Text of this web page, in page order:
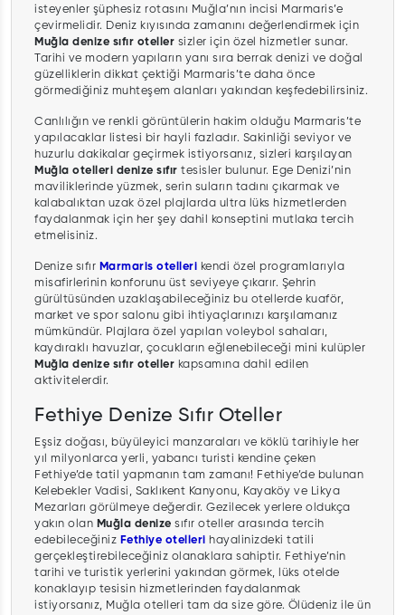
isteyenler şüphesiz rotasını Muğla’nın incisi Marmaris’e
çevirmelidir. Deniz kıyısında zamanını değerlendirmek için
Muğla denize sıfır oteller sizler için özel hizmetler sunar.
Tarihi ve modern yapıların yanı sıra berrak denizi ve doğal
güzelliklerin dikkat çektiği Marmaris’te daha önce
görmediğiniz muhteşem alanları yakından keşfedebilirsiniz.
Canlılığın ve renkli görüntülerin hakim olduğu Marmaris’te
yapılacaklar listesi bir hayli fazladır. Sakinliği seviyor ve
huzurlu dakikalar geçirmek istiyorsanız, sizleri karşılayan
Muğla otelleri denize sıfır tesisler bulunur. Ege Denizi’nin
maviliklerinde yüzmek, serin suların tadını çıkarmak ve
kalabalıktan uzak özel plajlarda ultra lüks hizmetlerden
faydalanmak için her şey dahil konseptini mutlaka tercih
etmelisiniz.
Denize sıfır Marmaris otelleri kendi özel programlarıyla
misafirlerinin konforunu üst seviyeye çıkarır. Şehrin
gürültüsünden uzaklaşabileceğiniz bu otellerde kuaför,
market ve spor salonu gibi ihtiyaçlarınızı karşılamanız
mümkündür. Plajlara özel yapılan voleybol sahaları,
kaydıraklı havuzlar, çocukların eğlenebileceği mini kulüpler
Muğla denize sıfır oteller kapsamına dahil edilen
aktivitelerdir.
Fethiye Denize Sıfır Oteller
Eşsiz doğası, büyüleyici manzaraları ve köklü tarihiyle her
yıl milyonlarca yerli, yabancı turisti kendine çeken
Fethiye’de tatil yapmanın tam zamanı! Fethiye’de bulunan
Kelebekler Vadisi, Saklıkent Kanyonu, Kayaköy ve Likya
Mezarları görülmeye değerdir. Gezilecek yerlere oldukça
yakın olan Muğla denize sıfır oteller arasında tercih
edebileceğiniz Fethiye otelleri hayalinizdeki tatili
gerçekleştirebileceğiniz olanaklara sahiptir. Fethiye’nin
tarihi ve turistik yerlerini yakından görmek, lüks otelde
konaklayıp tesisin hizmetlerinden faydalanmak
istiyorsanız, Muğla otelleri tam da size göre. Ölüdeniz ile ün